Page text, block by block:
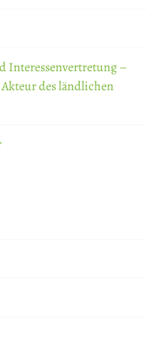
Interessenvertretung –
des ländlichen